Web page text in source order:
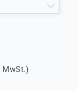
MwSt.)